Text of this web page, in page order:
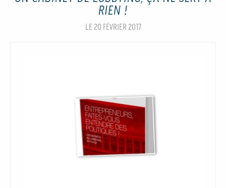
RIEN !
LE 20 FÉVRIER 2017